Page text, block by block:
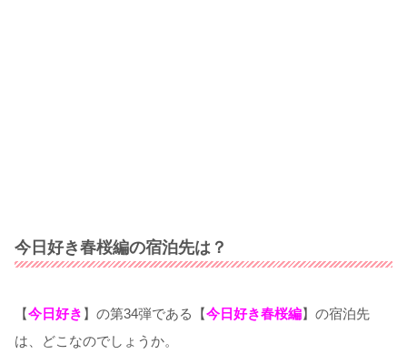
今日好き春桜編の宿泊先は？
【今日好き 】の第34弾である【今日好き春桜編】の宿泊先
は、どこなのでしょうか。